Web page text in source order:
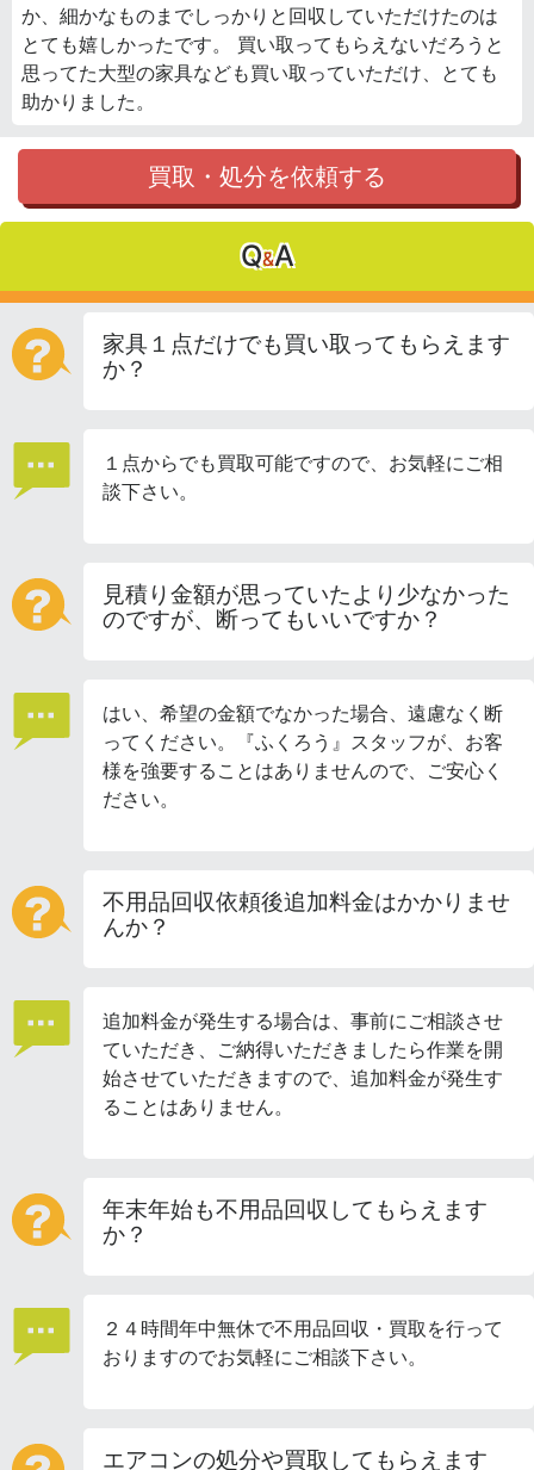
か、細かなものまでしっかりと回収していただけたのは
とても嬉しかったです。 買い取ってもらえないだろうと
思ってた大型の家具なども買い取っていただけ、とても
助かりました。
買取・処分を依頼する
Q&A
家具１点だけでも買い取ってもらえます
か？
１点からでも買取可能ですので、お気軽にご相
談下さい。
見積り金額が思っていたより少なかった
のですが、断ってもいいですか？
はい、希望の金額でなかった場合、遠慮なく断
ってください。『ふくろう』スタッフが、お客
様を強要することはありませんので、ご安心く
ださい。
不用品回収依頼後追加料金はかかりませ
んか？
追加料金が発生する場合は、事前にご相談させ
ていただき、ご納得いただきましたら作業を開
始させていただきますので、追加料金が発生す
ることはありません。
年末年始も不用品回収してもらえます
か？
２４時間年中無休で不用品回収・買取を行って
おりますのでお気軽にご相談下さい。
エアコンの処分や買取してもらえます